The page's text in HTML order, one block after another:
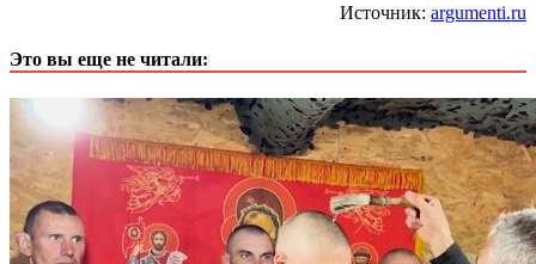
Источник: argumenti.ru
Это вы еще не читали: